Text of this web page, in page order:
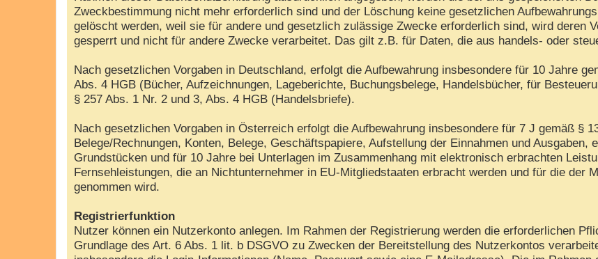
Zweckbestimmung nicht mehr erforderlich sind und der Löschung keine gesetzlichen
gelöscht werden, weil sie für andere und gesetzlich zulässige Zwecke erforderlich sind, wird deren
gesperrt und nicht für andere Zwecke verarbeitet. Das gilt z.B. für Daten, die aus handels- oder
Nach gesetzlichen Vorgaben in Deutschland, erfolgt die Aufbewahrung insbesondere für 10 Jahre
Abs. 4 HGB (Bücher, Aufzeichnungen, Lageberichte, Buchungsbelege, Handelsbücher, für
§ 257 Abs. 1 Nr. 2 und 3, Abs. 4 HGB (Handelsbriefe).
Nach gesetzlichen Vorgaben in Österreich erfolgt die Aufbewahrung insbesondere für 7 J gemäß §
Belege/Rechnungen, Konten, Belege, Geschäftspapiere, Aufstellung der Einnahmen und
Grundstücken und für 10 Jahre bei Unterlagen im Zusammenhang mit elektronisch erbrachten
Fernsehleistungen, die an Nichtunternehmer in EU-Mitgliedstaaten erbracht werden und für die der
genommen wird.
Registrierfunktion
Nutzer können ein Nutzerkonto anlegen. Im Rahmen der Registrierung werden die erforderlichen
Grundlage des Art. 6 Abs. 1 lit. b DSGVO zu Zwecken der Bereitstellung des Nutzerkontos